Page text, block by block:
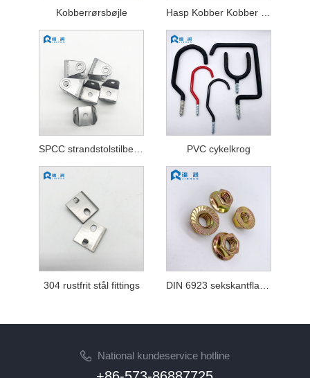
Kobberrørsbøjle Hasp Kobber Kobber Fitting
SPCC strandstolstilbehør PVC cykelkrog
304 rustfrit stål fittings
National kundeservice hotline